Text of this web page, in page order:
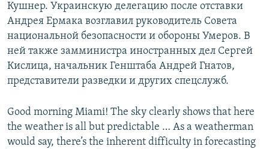
Кушнер. Украинскую делегацию после отставки
Андрея Ермака возглавил руководитель Совета
национальной безопасности и обороны Умеров. В
ней также замминистра иностранных дел Сергей
Кислица, начальник Генштаба Андрей Гнатов,
представители разведки и других спецслужб.
Good morning Miami! The sky clearly shows that here
the weather is all but predictable … As a weatherman
would say, there’s the inherent difficulty in forecasting